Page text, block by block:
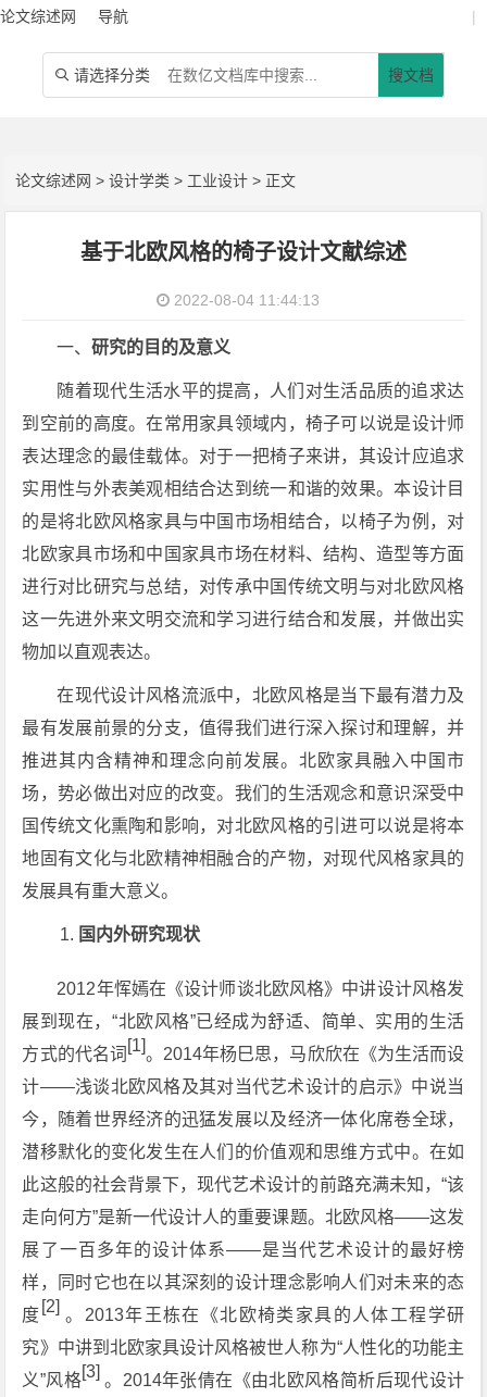
论文综述网 导航 |
 请选择分类 搜文档
论文综述网 >设计学类 > 工业设计 > 正文
基于北欧风格的椅子设计文献综述
2022-08-04 11:44:13
一、研究的目的及意义
随着现代生活水平的提高，人们对生活品质的追求达
到空前的高度。在常用家具领域内，椅子可以说是设计师
表达理念的最佳载体。对于一把椅子来讲，其设计应追求
实用性与外表美观相结合达到统一和谐的效果。本设计目
的是将北欧风格家具与中国市场相结合，以椅子为例，对
北欧家具市场和中国家具市场在材料、结构、造型等方面
进行对比研究与总结，对传承中国传统文明与对北欧风格
这一先进外来文明交流和学习进行结合和发展，并做出实
物加以直观表达。
在现代设计风格流派中，北欧风格是当下最有潜力及
最有发展前景的分支，值得我们进行深入探讨和理解，并
推进其内含精神和理念向前发展。北欧家具融入中国市
场，势必做出对应的改变。我们的生活观念和意识深受中
国传统文化熏陶和影响，对北欧风格的引进可以说是将本
地固有文化与北欧精神相融合的产物，对现代风格家具的
发展具有重大意义。
国内外研究现状
2012年恽嫣在《设计师谈北欧风格》中讲设计风格发
展到现在，“北欧风格”已经成为舒适、简单、实用的生活
方式的代名词 [1]。2014年杨巳思，马欣欣在《为生活而设
计——浅谈北欧风格及其对当代艺术设计的启示》中说当
今，随着世界经济的迅猛发展以及经济一体化席卷全球，
潜移默化的变化发生在人们的价值观和思维方式中。在如
此这般的社会背景下，现代艺术设计的前路充满未知，“该
走向何方”是新一代设计人的重要课题。北欧风格——这发
展了一百多年的设计体系——是当代艺术设计的最好榜
样，同时它也在以其深刻的设计理念影响人们对未来的态
度 [2] 。2013年王栋在《北欧椅类家具的人体工程学研
究》中讲到北欧家具设计风格被世人称为“人性化的功能主
义”风格[3] 。2014年张倩在《由北欧风格简析后现代设计